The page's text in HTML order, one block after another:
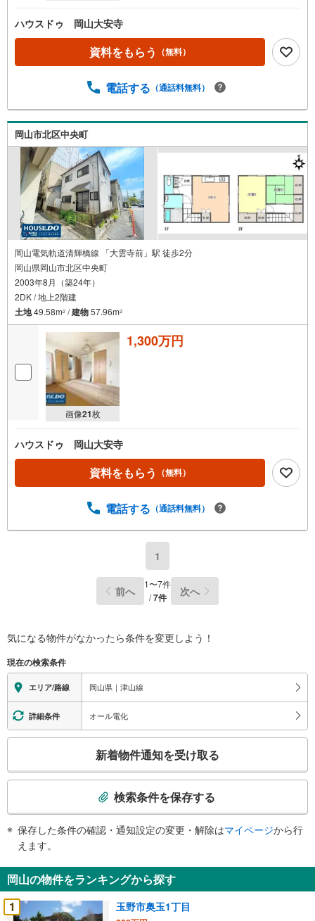
ハウスドゥ 岡山大安寺
資料をもらう （無料）
電話する （通話料無料）
岡山市北区中央町
岡山電気軌道清輝橋線 「大雲寺前」駅 徒歩2分
岡山県岡山市北区中央町
2003年8月（築24年）
2DK / 地上2階建
土地49.58m2 /建物57.96m2
画像21枚
1,300万円
ハウスドゥ 岡山大安寺
資料をもらう （無料）
電話する （通話料無料）
1
前へ 1〜7件
/7件 次へ
気になる物件がなかったら条件を変更しよう！
現在の検索条件
エリア/路線 岡山県｜津山線
詳細条件 オール電化
検
知
を
受
け
新着物件通知を受け取る
検索条件を保存する
保存した条件の確認・通知設定の変更・解除はマイページから行
えます。
岡山の物件をランキングから探す
1
玉野市奥玉1丁目